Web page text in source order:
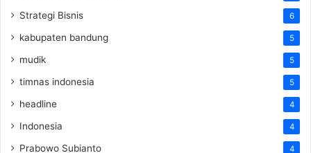
Strategi Bisnis 6
kabupaten bandung 5
mudik 5
timnas indonesia 5
headline 4
Indonesia 4
Prabowo Subianto 4